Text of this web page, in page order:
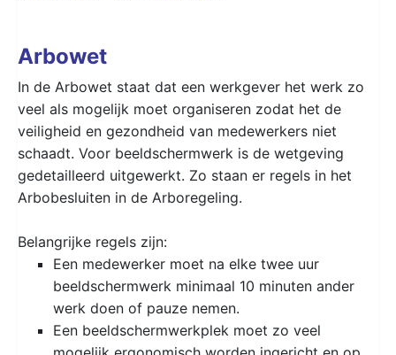
Arbowet
In de Arbowet staat dat een werkgever het werk zo
veel als mogelijk moet organiseren zodat het de
veiligheid en gezondheid van medewerkers niet
schaadt. Voor beeldschermwerk is de wetgeving
gedetailleerd uitgewerkt. Zo staan er regels in het
Arbobesluiten in de Arboregeling.
Belangrijke regels zijn:
Een medewerker moet na elke twee uur
beeldschermwerk minimaal 10 minuten ander
werk doen of pauze nemen.
Een beeldschermwerkplek moet zo veel